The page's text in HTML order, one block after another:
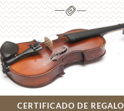
CERTIFICADO DE REGALO